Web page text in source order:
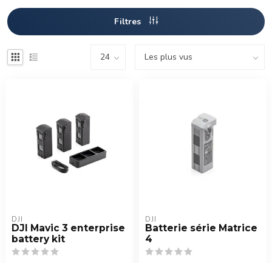
Filtres
DJI
DJI Mavic 3 enterprise
battery kit
DJI
Batterie série Matrice
4